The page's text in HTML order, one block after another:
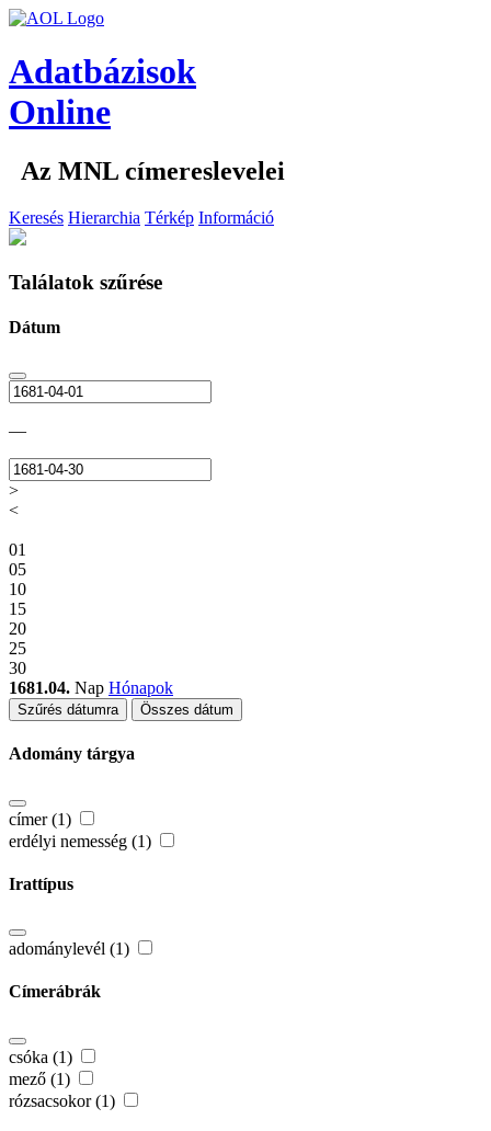
Adatbázisok
Online
Az MNL címereslevelei
Keresés Hierarchia Térkép Információ
Találatok szűrése
Dátum
—
>
<
01
05
10
15
20
25
30
1681.04. Nap Hónapok
Szűrés dátumra Összes dátum
Adomány tárgya
címer (1)
erdélyi nemesség (1)
Irattípus
adománylevél (1)
Címerábrák
csóka (1)
mező (1)
rózsacsokor (1)